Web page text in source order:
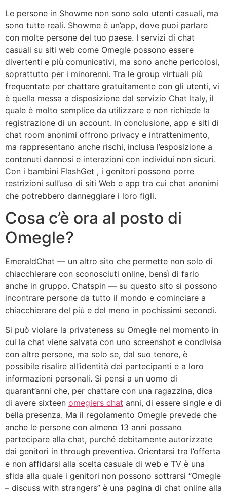
Le persone in Showme non sono solo utenti casuali, ma
sono tutte reali. Showme è un’app, dove puoi parlare
con molte persone del tuo paese. I servizi di chat
casuali su siti web come Omegle possono essere
divertenti e più comunicativi, ma sono anche pericolosi,
soprattutto per i minorenni. Tra le group virtuali più
frequentate per chattare gratuitamente con gli utenti, vi
è quella messa a disposizione dal servizio Chat Italy, il
quale è molto semplice da utilizzare e non richiede la
registrazione di un account. In conclusione, app e siti di
chat room anonimi offrono privacy e intrattenimento,
ma rappresentano anche rischi, inclusa l’esposizione a
contenuti dannosi e interazioni con individui non sicuri.
Con i bambini FlashGet , i genitori possono porre
restrizioni sull’uso di siti Web e app tra cui chat anonimi
che potrebbero danneggiare i loro figli.
Cosa c’è ora al posto di
Omegle?
EmeraldChat — un altro sito che permette non solo di
chiacchierare con sconosciuti online, bensì di farlo
anche in gruppo. Chatspin — su questo sito si possono
incontrare persone da tutto il mondo e cominciare a
chiacchierare del più e del meno in pochissimi secondi.
Si può violare la privateness su Omegle nel momento in
cui la chat viene salvata con uno screenshot e condivisa
con altre persone, ma solo se, dal suo tenore, è
possibile risalire all’identità dei partecipanti e a loro
informazioni personali. Si pensi a un uomo di
quarant’anni che, per chattare con una ragazzina, dica
di avere sixteen omeglers chat anni, di essere single e di
bella presenza. Ma il regolamento Omegle prevede che
anche le persone con almeno 13 anni possano
partecipare alla chat, purché debitamente autorizzate
dai genitori in through preventiva. Orientarsi tra l’offerta
e non affidarsi alla scelta casuale di web e TV è una
sfida alla quale i genitori non possono sottrarsi “Omegle
– discuss with strangers” è una pagina di chat online alla